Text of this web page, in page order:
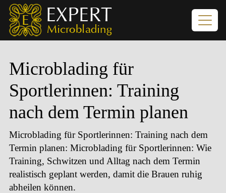
Microblading für
Sportlerinnen: Training
nach dem Termin planen
Microblading für Sportlerinnen: Training nach dem
Termin planen: Microblading für Sportlerinnen: Wie
Training, Schwitzen und Alltag nach dem Termin
realistisch geplant werden, damit die Brauen ruhig
abheilen können.